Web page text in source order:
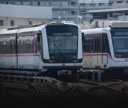
KÜLTÜR SANAT
MAGAZİN
POLİTİKA
SAĞLIK